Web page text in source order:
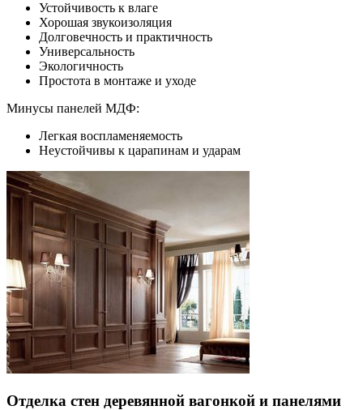
Устойчивость к влаге
Хорошая звукоизоляция
Долговечность и практичность
Универсальность
Экологичность
Простота в монтаже и уходе
Минусы панелей МДФ:
Легкая воспламеняемость
Неустойчивы к царапинам и ударам
Отделка стен деревянной вагонкой и панелями